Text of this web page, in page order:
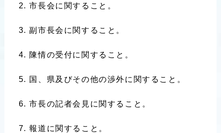
市長会に関すること。
副市長会に関すること。
陳情の受付に関すること。
国、県及びその他の渉外に関すること。
市長の記者会見に関すること。
報道に関すること。